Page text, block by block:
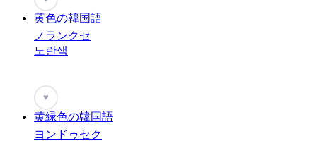
黄色の韓国語
ノランクセ
노란색
♥
黄緑色の韓国語
ヨンドゥセク